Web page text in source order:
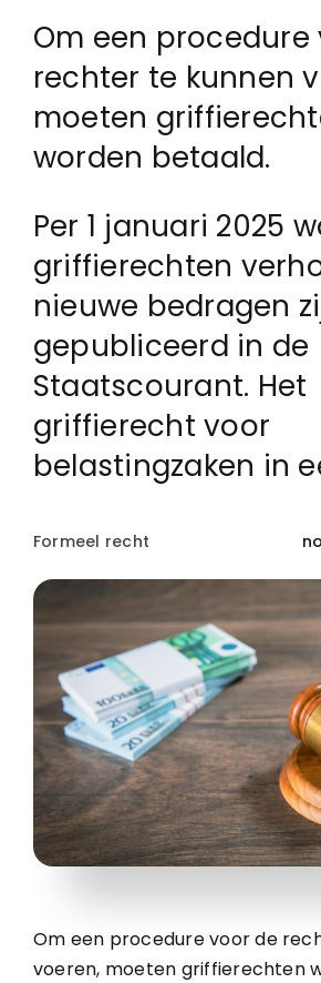
Login
Klachtenregeling
Contact
Om een procedure
rechter te kunnen
moeten
worden betaald.
Per 1 januari 2025
griffierechten
nieuwe bedragen
gepubliceerd in de
Staatscourant. Het
griffierecht voor
belastingzaken in
Formeel recht
Om een procedure voor de
voeren, moeten griffierechten